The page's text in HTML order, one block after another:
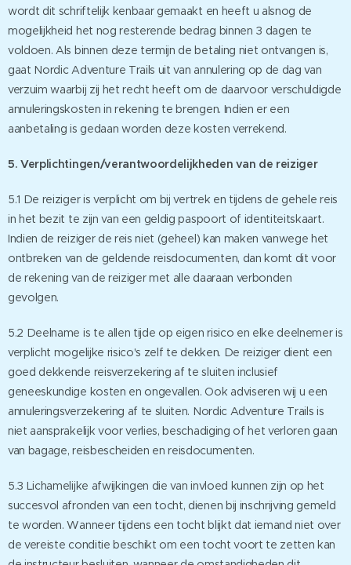
wordt dit schriftelijk kenbaar gemaakt en heeft u alsnog de
mogelijkheid het nog resterende bedrag binnen 3 dagen te
voldoen. Als binnen deze termijn de betaling niet ontvangen is,
gaat Nordic Adventure Trails uit van annulering op de dag van
verzuim waarbij zij het recht heeft om de daarvoor verschuldigde
annuleringskosten in rekening te brengen. Indien er een
aanbetaling is gedaan worden deze kosten verrekend.
5. Verplichtingen/verantwoordelijkheden van de reiziger
5.1 De reiziger is verplicht om bij vertrek en tijdens de gehele reis
in het bezit te zijn van een geldig paspoort of identiteitskaart.
Indien de reiziger de reis niet (geheel) kan maken vanwege het
ontbreken van de geldende reisdocumenten, dan komt dit voor
de rekening van de reiziger met alle daaraan verbonden
gevolgen.
5.2 Deelname is te allen tijde op eigen risico en elke deelnemer is
verplicht mogelijke risico's zelf te dekken. De reiziger dient een
goed dekkende reisverzekering af te sluiten inclusief
geneeskundige kosten en ongevallen. Ook adviseren wij u een
annuleringsverzekering af te sluiten. Nordic Adventure Trails is
niet aansprakelijk voor verlies, beschadiging of het verloren gaan
van bagage, reisbescheiden en reisdocumenten.
5.3 Lichamelijke afwijkingen die van invloed kunnen zijn op het
succesvol afronden van een tocht, dienen bij inschrijving gemeld
te worden. Wanneer tijdens een tocht blijkt dat iemand niet over
de vereiste conditie beschikt om een tocht voort te zetten kan